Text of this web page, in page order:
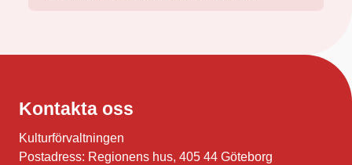
Kontakta oss
Kulturförvaltningen
Postadress: Regionens hus, 405 44 Göteborg